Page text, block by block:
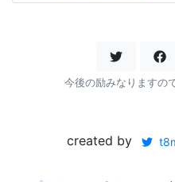
今後の励みなりますの
created by